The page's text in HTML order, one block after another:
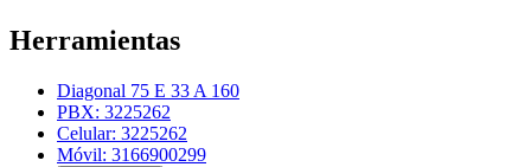
Herramientas
Diagonal 75 E 33 A 160
PBX: 3225262
Celular: 3225262
Móvil: 3166900299